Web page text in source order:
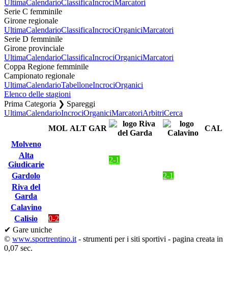
UltimaCalendarioClassificaIncrociMarcatori
Serie C femminile
Girone regionale
UltimaCalendarioClassificaIncrociOrganiciMarcatori
Serie D femminile
Girone provinciale
UltimaCalendarioClassificaIncrociOrganiciMarcatori
Coppa Regione femminile
Campionato regionale
UltimaCalendarioTabelloneIncrociOrganici
Elenco delle stagioni
Prima Categoria ❯ Spareggi
UltimaCalendarioIncrociOrganiciMarcatoriArbitriCerca
MOL ALT GAR
CAL
Molveno
Alta
Giudicarie
2-1
Gardolo
2-1
Riva del
Garda
Calavino
Calisio
0-2
✔ Gare uniche
© www.sportrentino.it - strumenti per i siti sportivi - pagina creata in
0,07 sec.